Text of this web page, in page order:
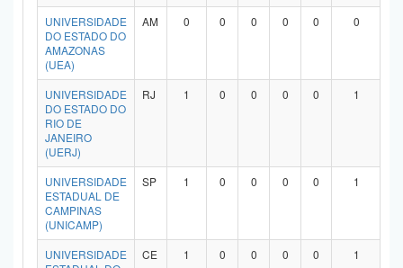
UNIVERSIDADE
DO ESTADO DO
AMAZONAS
(UEA)
AM 0 0 0 0 0 0
UNIVERSIDADE
DO ESTADO DO
RIO DE
JANEIRO
(UERJ)
RJ 1 0 0 0 0 1
UNIVERSIDADE
ESTADUAL DE
CAMPINAS
(UNICAMP)
SP 1 0 0 0 0 1
UNIVERSIDADE
CE 1 0 0 0 0 1